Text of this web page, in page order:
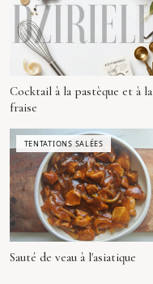
Cocktail à la pastèque et à la
fraise
TENTATIONS SALÉES
Sauté de veau à l'asiatique